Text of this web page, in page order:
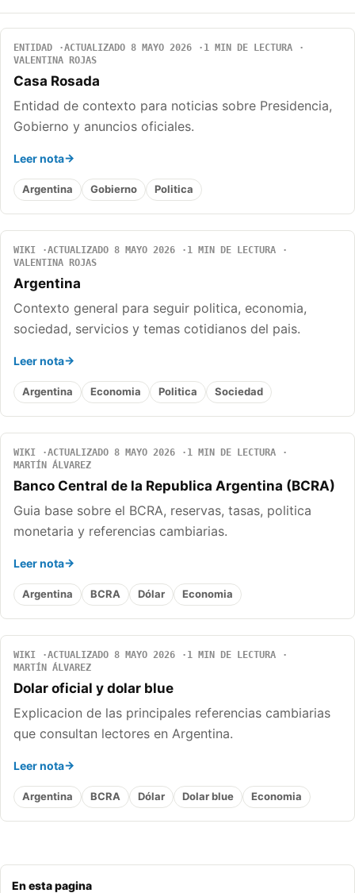
En esta pagina
ENTIDAD ACTUALIZADO 8 MAYO 2026
1 MIN DE LECTURA
VALENTINA ROJAS
Casa Rosada
Entidad de contexto para noticias sobre Presidencia,
Gobierno y anuncios oficiales.
Leer nota
Argentina Gobierno Politica
WIKI ACTUALIZADO 8 MAYO 2026
1 MIN DE LECTURA
VALENTINA ROJAS
Argentina
Contexto general para seguir politica, economia,
sociedad, servicios y temas cotidianos del pais.
Leer nota
Argentina Economia Politica Sociedad
WIKI ACTUALIZADO 8 MAYO 2026
1 MIN DE LECTURA
MARTÍN ÁLVAREZ
Banco Central de la Republica Argentina (BCRA)
Guia base sobre el BCRA, reservas, tasas, politica
monetaria y referencias cambiarias.
Leer nota
Argentina BCRA Dólar Economia
WIKI ACTUALIZADO 8 MAYO 2026
1 MIN DE LECTURA
MARTÍN ÁLVAREZ
Dolar oficial y dolar blue
Explicacion de las principales referencias cambiarias
que consultan lectores en Argentina.
Leer nota
Argentina BCRA Dólar Dolar blue Economia